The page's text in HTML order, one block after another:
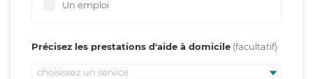
Un emploi
Précisez les prestations d'aide à domicile
choisissez un service